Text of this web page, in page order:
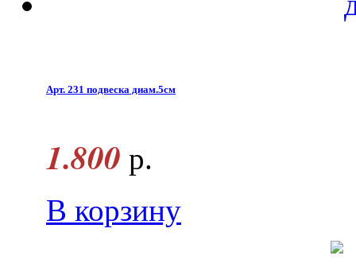
Арт. 231 подвеска диам.5см
1.800 р.
В корзину